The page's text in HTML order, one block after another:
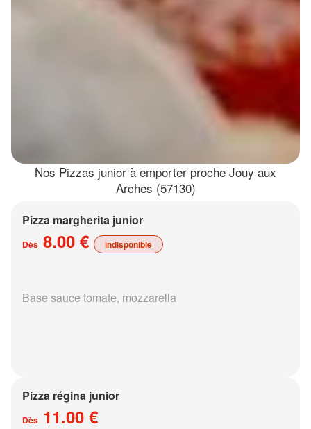
Nos Pizzas junior à emporter proche Jouy aux
Arches (57130)
Pizza margherita junior
Dès 8.00 € indisponible
Base sauce tomate, mozzarella
Pizza régina junior
Dès 11.00 €